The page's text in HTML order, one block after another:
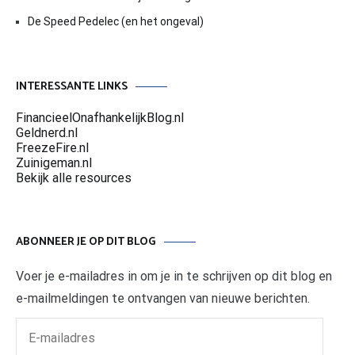
De Speed Pedelec (en het ongeval)
INTERESSANTE LINKS
FinancieelOnafhankelijkBlog.nl
Geldnerd.nl
FreezeFire.nl
Zuinigeman.nl
Bekijk alle resources
ABONNEER JE OP DIT BLOG
Voer je e-mailadres in om je in te schrijven op dit blog en
e-mailmeldingen te ontvangen van nieuwe berichten.